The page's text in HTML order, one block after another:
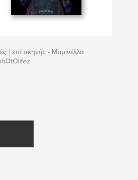
| επί σκηνής - Μαρινέλλα